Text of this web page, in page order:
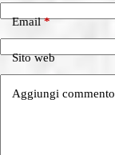
Email*
Sito web
Aggiungi commento